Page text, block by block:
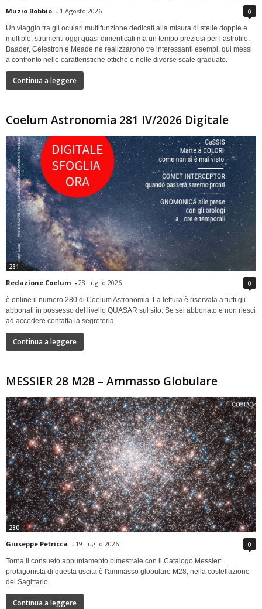
Muzio Bobbio - 1 Agosto 2026 0
Un viaggio tra gli oculari multifunzione dedicati alla misura di stelle doppie e
multiple, strumenti oggi quasi dimenticati ma un tempo preziosi per l’astrofilo.
Baader, Celestron e Meade ne realizzarono tre interessanti esempi, qui messi
a confronto nelle caratteristiche ottiche e nelle diverse scale graduate.
Continua a leggere
Coelum Astronomia 281 IV/2026 Digitale
281
Redazione Coelum - 28 Luglio 2026 0
è online il numero 280 di Coelum Astronomia. La lettura è riservata a tutti gli
abbonati in possesso del livello QUASAR sul sito. Se sei abbonato e non riesci
ad accedere contatta la segreteria.
Continua a leggere
MESSIER 28 M28 – Ammasso Globulare
280
Giuseppe Petricca - 19 Luglio 2026 0
Torna il consueto appuntamento bimestrale con il Catalogo Messier:
protagonista di questa uscita è l'ammasso globulare M28, nella costellazione
del Sagittario.
Continua a leggere